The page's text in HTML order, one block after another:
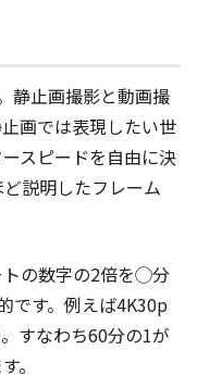
静止画撮影と動画撮
画では表現したい世
スピードを自由に決
説明したフレーム
トの数字の2倍を◯分
です。例えば4K30p
すなわち60分の1が
。